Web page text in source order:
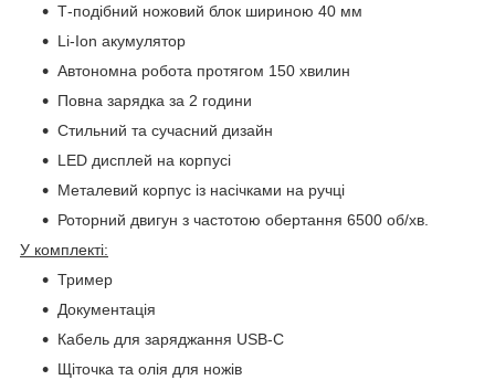
Т-подібний ножовий блок шириною 40 мм
Li-Ion акумулятор
Автономна робота протягом 150 хвилин
Повна зарядка за 2 години
Стильний та сучасний дизайн
LED дисплей на корпусі
Металевий корпус із насічками на ручці
Роторний двигун з частотою обертання 6500 об/хв.
У комплекті:
Тример
Документація
Кабель для заряджання USB-C
Щіточка та олія для ножів